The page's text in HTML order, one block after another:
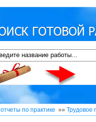
отчеты по практике »» Трудовое